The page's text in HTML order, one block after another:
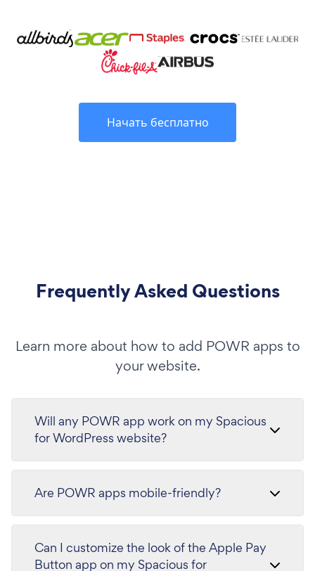
Начать бесплатно
Frequently Asked Questions
Learn more about how to add POWR apps to
your website.
Will any POWR app work on my Spacious
for WordPress website?
Are POWR apps mobile-friendly?
Can I customize the look of the Apple Pay
Button app on my Spacious for